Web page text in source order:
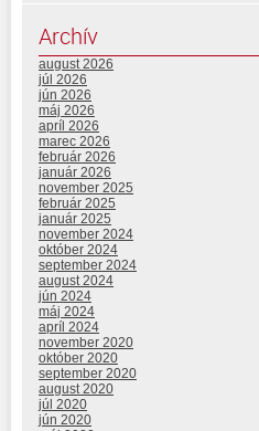
Archív
august 2026
júl 2026
jún 2026
máj 2026
apríl 2026
marec 2026
február 2026
január 2026
november 2025
február 2025
január 2025
november 2024
október 2024
september 2024
august 2024
jún 2024
máj 2024
apríl 2024
november 2020
október 2020
september 2020
august 2020
júl 2020
jún 2020